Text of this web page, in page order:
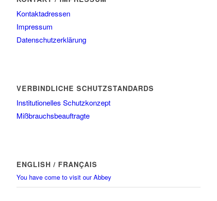
Kontaktadressen
Impressum
Datenschutzerklärung
VERBINDLICHE SCHUTZSTANDARDS
Institutionelles Schutzkonzept
Mißbrauchsbeauftragte
ENGLISH / FRANÇAIS
You have come to visit our Abbey